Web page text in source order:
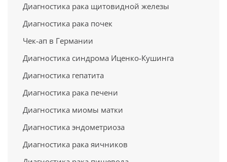
Диагностика рака щитовидной железы
Диагностика рака почек
Чек-ап в Германии
Диагностика синдрома Иценко-Кушинга
Диагностика гепатита
Диагностика рака печени
Диагностика миомы матки
Диагностика эндометриоза
Диагностика рака яичников